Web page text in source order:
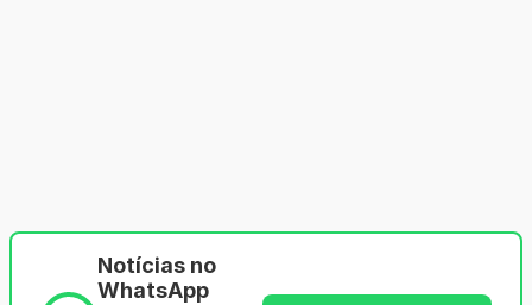
Notícias no
WhatsApp